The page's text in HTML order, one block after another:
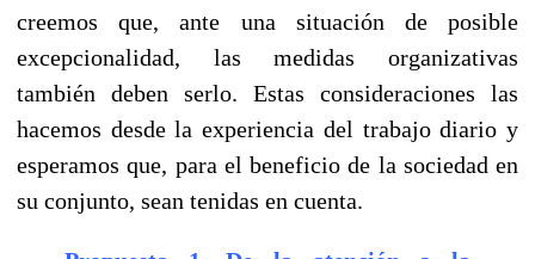
creemos que, ante una situación de posible
excepcionalidad, las medidas organizativas
también deben serlo. Estas consideraciones las
hacemos desde la experiencia del trabajo diario y
esperamos que, para el beneficio de la sociedad en
su conjunto, sean tenidas en cuenta.